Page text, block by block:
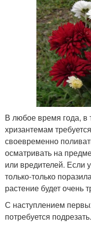
В любое время года, в
хризантемам
своевременно
осматривать на
или вредителей. Если
только-только
растение будет очень
С наступлением
потребуется подрезать.